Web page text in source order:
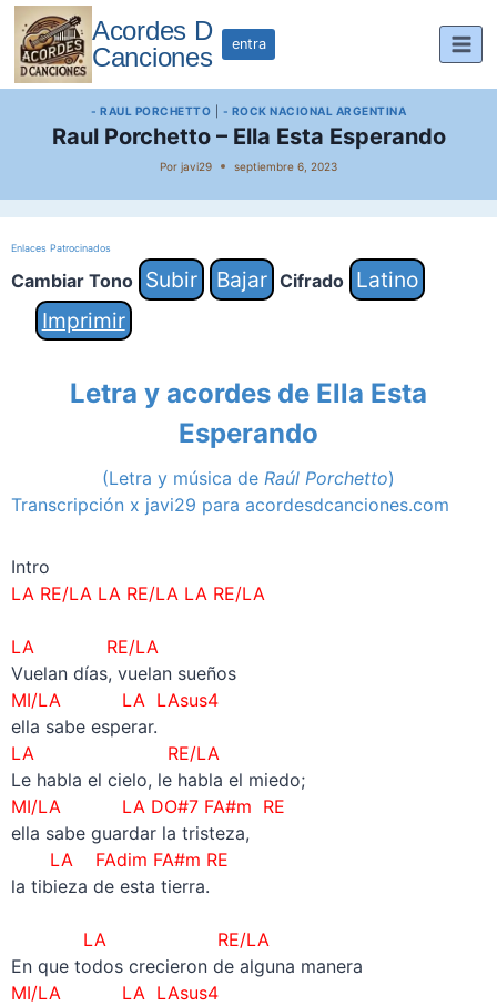
Saltar
contenido
Acordes D
Canciones
entra
- RAUL PORCHETTO - ROCK NACIONAL ARGENTINA
Raul Porchetto – Ella Esta Esperando
Por javi29 septiembre 6, 2023
Enlaces Patrocinados
Cambiar Tono Subir Bajar Cifrado
Latino
Imprimir
Letra y acordes de Ella Esta
Esperando
(Letra y música de Raúl Porchetto)
Transcripción x javi29 para acordesdcanciones.com
Intro
LA RE/LA LA RE/LA LA RE/LA
LA RE/LA
Vuelan días, vuelan sueños
MI/LA LA LAsus4
ella sabe esperar.
LA RE/LA
Le habla el cielo, le habla el miedo;
MI/LA LA DO#7 FA#m RE
ella sabe guardar la tristeza,
LA FAdim FA#m RE
la tibieza de esta tierra.
LA RE/LA
En que todos crecieron de alguna manera
MI/LA LA LAsus4